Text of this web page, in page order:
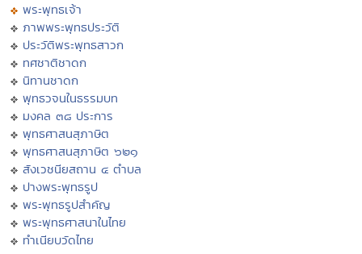
พระพุทธเจ้า
ภาพพระพุทธประวัติ
ประวัติพระพุทธสาวก
ทศชาติชาดก
นิทานชาดก
พุทธวจนในธรรมบท
มงคล ๓๘ ประการ
พุทธศาสนสุภาษิต
พุทธศาสนสุภาษิต ๖๒๑
สังเวชนียสถาน ๔ ตำบล
ปางพระพุทธรูป
พระพุทธรูปสำคัญ
พระพุทธศาสนาในไทย
ทำเนียบวัดไทย